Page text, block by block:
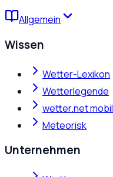
Allgemein
Wissen
Wetter-Lexikon
Wetterlegende
wetter.net mobil
Meteorisk
Unternehmen